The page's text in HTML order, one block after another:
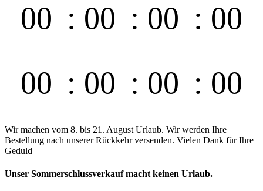
00 00 00 00
00 00 00 00
Wir machen vom 8. bis 21. August Urlaub. Wir werden Ihre
Bestellung nach unserer Rückkehr versenden. Vielen Dank für Ihre
Geduld
Unser Sommerschlussverkauf macht keinen Urlaub.